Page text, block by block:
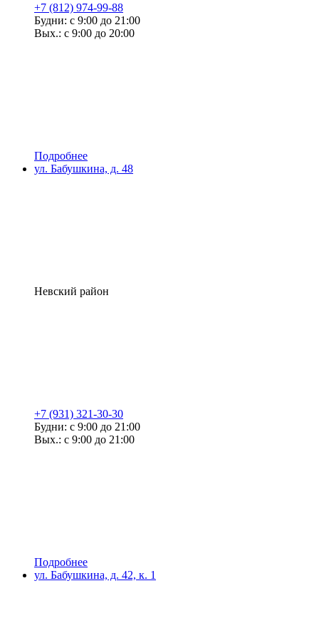
+7 (812) 974-99-88
Будни: с 9:00 до 21:00
Вых.: с 9:00 до 20:00
Подробнее
ул. Бабушкина, д. 48
Невский район
+7 (931) 321-30-30
Будни: с 9:00 до 21:00
Вых.: с 9:00 до 21:00
Подробнее
ул. Бабушкина, д. 42, к. 1